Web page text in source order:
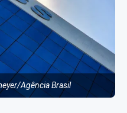
Agência Brasil